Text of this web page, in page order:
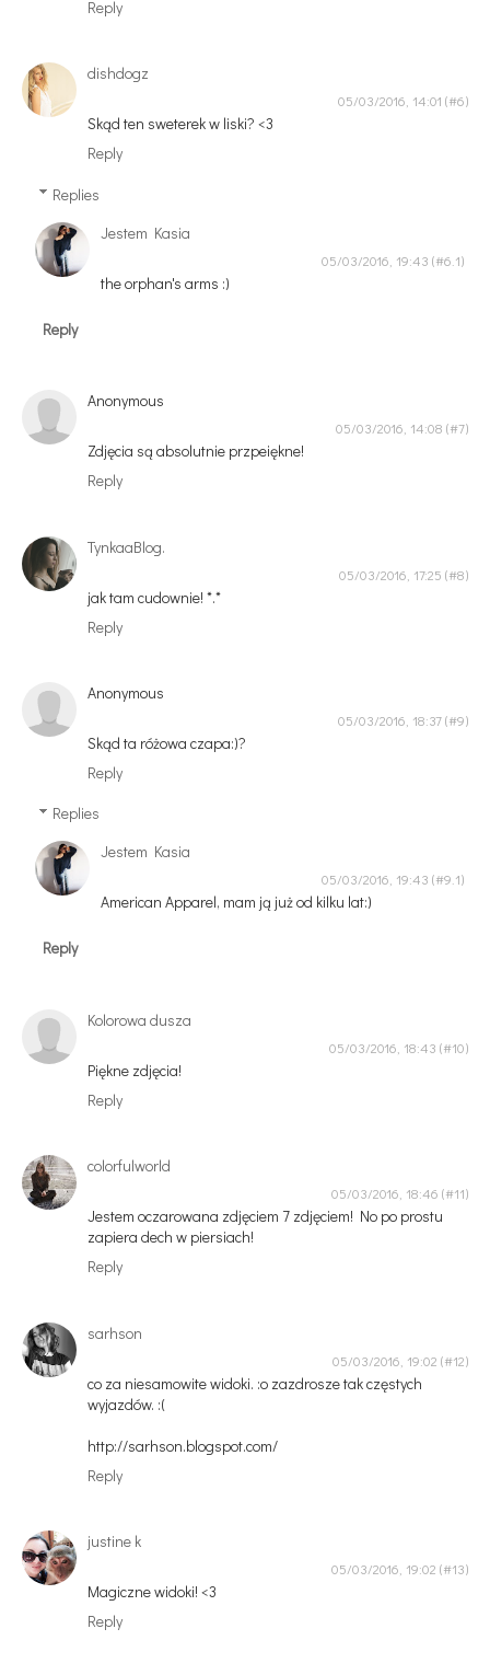
Reply
dishdogz
05/03/2016, 14:01
Skąd ten sweterek w liski? <3
Reply
Replies
Jestem Kasia
05/03/2016, 19:43
the orphan's arms :)
Reply
Anonymous
05/03/2016, 14:08
Zdjęcia są absolutnie przpeiękne!
Reply
TynkaaBlog.
05/03/2016, 17:25
jak tam cudownie! *.*
Reply
Anonymous
05/03/2016, 18:37
Skąd ta różowa czapa:)?
Reply
Replies
Jestem Kasia
05/03/2016, 19:43
American Apparel, mam ją już od kilku lat:)
Reply
Kolorowa dusza
05/03/2016, 18:43
Piękne zdjęcia!
Reply
colorfulworld
05/03/2016, 18:46
Jestem oczarowana zdjęciem 7 zdjęciem! No po prostu
zapiera dech w piersiach!
Reply
sarhson
05/03/2016, 19:02
co za niesamowite widoki. :o zazdrosze tak częstych
wyjazdów. :(
http://sarhson.blogspot.com/
Reply
justine k
05/03/2016, 19:02
Magiczne widoki! <3
Reply